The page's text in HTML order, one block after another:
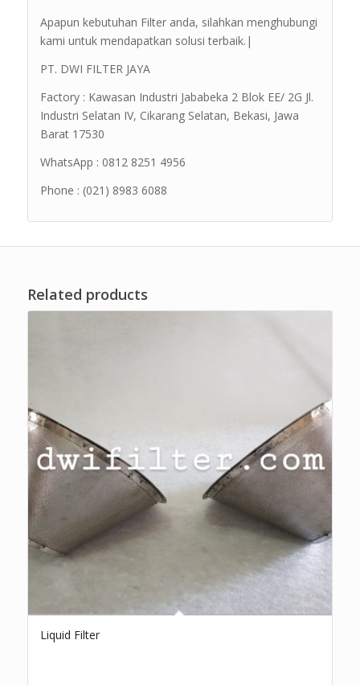
Apapun kebutuhan Filter anda, silahkan menghubungi
kami untuk mendapatkan solusi terbaik.|
PT. DWI FILTER JAYA
Factory : Kawasan Industri Jababeka 2 Blok EE/ 2G Jl.
Industri Selatan IV, Cikarang Selatan, Bekasi, Jawa
Barat 17530
WhatsApp : 0812 8251 4956
Phone : (021) 8983 6088
Related products
Liquid Filter